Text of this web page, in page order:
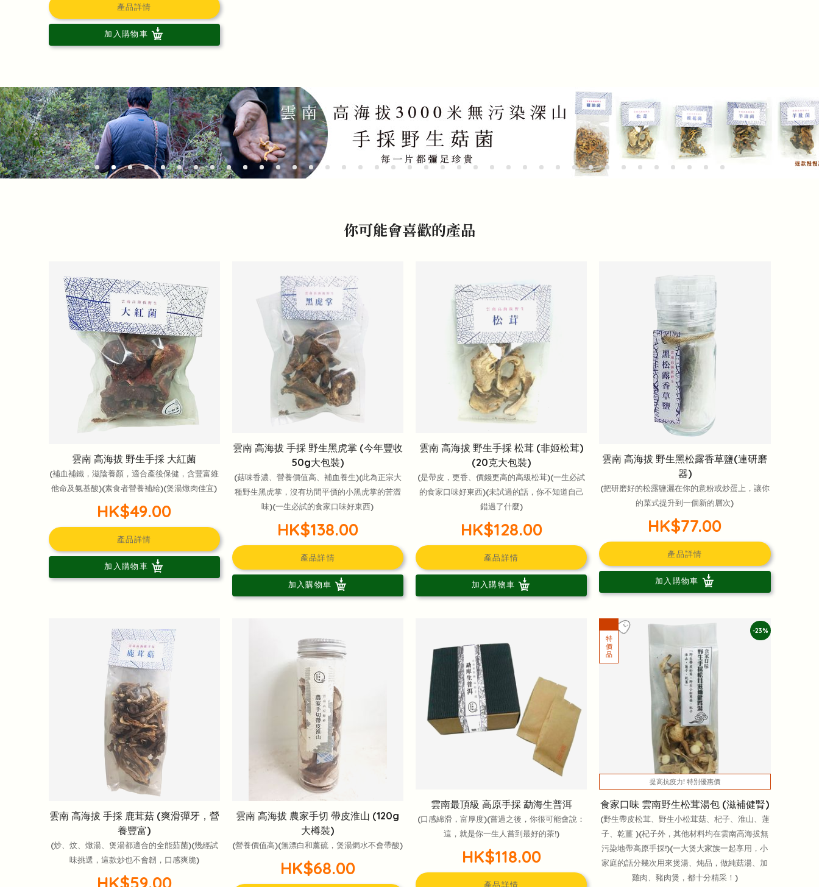
產品詳情
加入購物車
你可能會喜歡的產品
雲南 高海拔 野生手採 大紅菌
(補血補鐵，滋陰養顏，適合產後保健，含豐富維
他命及氨基酸)(素食者營養補給)(煲湯燉肉佳宜)
HK$49.00
產品詳情
加入購物車
雲南 高海拔 手採 野生黑虎掌 (今年豐收
50g大包裝)
(菇味香濃、營養價值高、補血養生)(此為正宗大
種野生黑虎掌，沒有坊間平價的小黑虎掌的苦澀
味)(一生必試的食家口味好東西)
HK$138.00
產品詳情
加入購物車
雲南 高海拔 野生手採 松茸 (非姬松茸)
(20克大包裝)
(是帶皮，更香、價錢更高的高級松茸)(一生必試
的食家口味好東西)(未試過的話，你不知道自己
錯過了什麼)
HK$128.00
產品詳情
加入購物車
雲南 高海拔 野生黑松露香草鹽(連研磨
器)
(把研磨好的松露鹽灑在你的意粉或炒蛋上，讓你
的菜式提升到一個新的層次)
HK$77.00
產品詳情
加入購物車
雲南 高海拔 手採 鹿茸菇 (爽滑彈牙，營
養豐富)
(炒、炆、燉湯、煲湯都適合的全能茹菌)(幾經試
味挑選，這款炒也不會韌，口感爽脆)
HK$59.00
雲南 高海拔 農家手切 帶皮淮山 (120g
大樽裝)
(營養價值高)(無漂白和薰硫，煲湯焗水不會帶酸)
HK$68.00
雲南最頂級 高原手採 勐海生普洱
(口感綿滑，富厚度)(嘗過之後，你很可能會說：
這，就是你一生人嘗到最好的茶!)
HK$118.00
產品詳情
-23%
提高抗疫力! 特別優惠價
食家口味 雲南野生松茸湯包 (滋補健腎)
(野生帶皮松茸、野生小松茸菇、杞子、淮山、蓮
子、乾薑 )(杞子外，其他材料均在雲南高海拔無
污染地帶高原手採!)(一大煲大家族一起享用，小
家庭的話分幾次用來煲湯、炖品，做純菇湯、加
雞肉、豬肉煲，都十分精采！)